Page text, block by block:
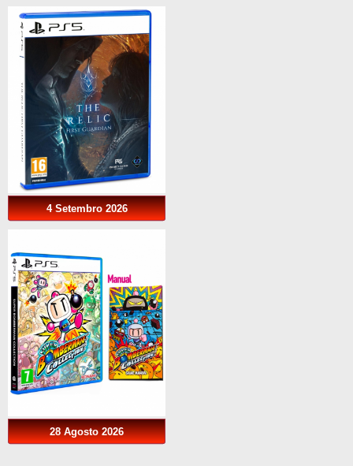
4 Setembro 2026
28 Agosto 2026